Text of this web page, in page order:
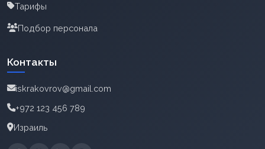
Тарифы
Подбор персонала
Контакты
iskrakovrov@gmail.com
+972 123 456 789
Израиль